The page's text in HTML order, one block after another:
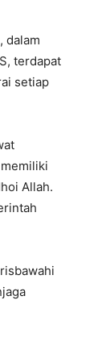
dalam
terdapat
setiap
Allah.